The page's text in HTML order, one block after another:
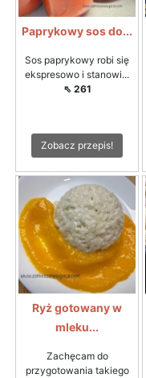
Paprykowy sos do...
Sos paprykowy robi się
ekspresowo i stanowi...
⇖ 261
Zobacz przepis!
Ryż gotowany w
mleku...
Zachęcam do
przygotowania takiego